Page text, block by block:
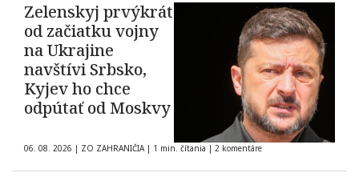
Zelenskyj prvýkrát
od začiatku vojny
na Ukrajine
navštívi Srbsko,
Kyjev ho chce
odpútať od Moskvy
06. 08. 2026 | ZO ZAHRANIČIA | 1 min. čítania | 2 komentáre